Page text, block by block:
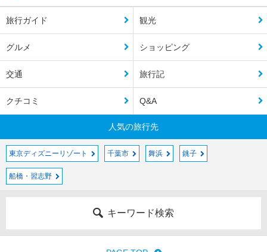
旅行ガイド 観光
グルメ ショッピング
交通 旅行記
クチコミ Q&A
人気の旅行先
東京ディズニーリゾート 千葉市 舞浜 銚子
船橋・習志野
キーワード検索